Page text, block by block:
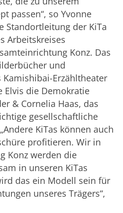
passen“, so Yvonne
Standortleitung der KiTa
Arbeitskreises
Konz. Das
und
Erzähltheater
Elvis die Demokratie
& Cornelia Haas, das
gesellschaftliche
KiTas können auch
profitieren. Wir in
Konz werden die
in unseren KiTas
das ein Modell sein für
unseres Trägers“,